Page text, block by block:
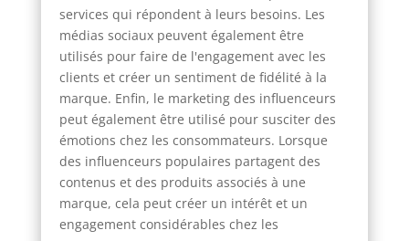
services qui répondent à leurs besoins. Les
médias sociaux peuvent également être
utilisés pour faire de l'engagement avec les
clients et créer un sentiment de fidélité à la
marque. Enfin, le marketing des influenceurs
peut également être utilisé pour susciter des
émotions chez les consommateurs. Lorsque
des influenceurs populaires partagent des
contenus et des produits associés à une
marque, cela peut créer un intérêt et un
engagement considérables chez les